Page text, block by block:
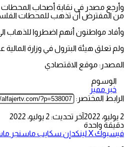
وأرجع مصدر في نقابة أصحاب المحطات
من المفترض أن تذهب للمحطات
وأفاد مواطنون أنهم اضطروا للذهاب
ولم تعلق هيئة البترول في وزارة
المصدر: موقع الاقتصادي
الوسوم
خبر مميز
الرابط المختصر:
2 يوليو، 2022
آخر تحديث: 2 يوليو، 2022
دقيقة واحدة
فيسبوك‫Xلينكدإن سكايب ماسنجر